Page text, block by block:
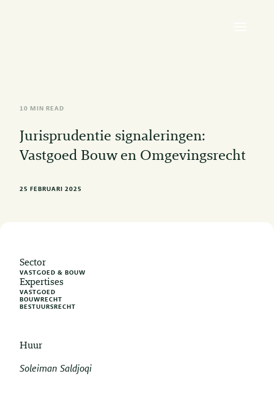
10 MIN READ
Jurisprudentie signaleringen:
Vastgoed Bouw en Omgevingsrecht
25 FEBRUARI 2025
Sector
VASTGOED & BOUW
Expertises
VASTGOED
BOUWRECHT
BESTUURSRECHT
Huur
Soleiman Saldjoqi